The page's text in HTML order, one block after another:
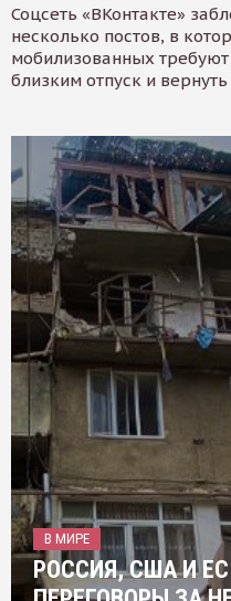
Соцсеть «ВКонтакте»
несколько постов, в
мобилизованных
близким отпуск и
В МИРЕ
РОССИЯ, США И